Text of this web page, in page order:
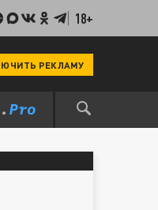
18+
РЕКЛАМУ